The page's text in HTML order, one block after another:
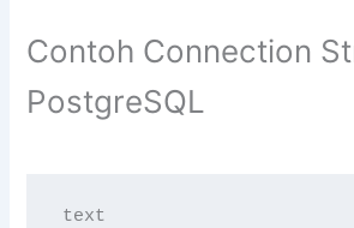
Contoh Connection
PostgreSQL
text